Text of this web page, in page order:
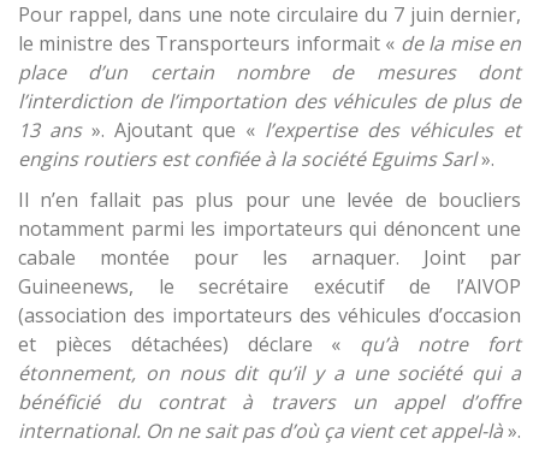
Pour rappel, dans une note circulaire du 7 juin dernier,
le ministre des Transporteurs informait « de la mise en
place d’un certain nombre de mesures dont
l’interdiction de l’importation des véhicules de plus de
13 ans ». Ajoutant que « l’expertise des véhicules et
engins routiers est confiée à la société Eguims Sarl».
Il n’en fallait pas plus pour une levée de boucliers
notamment parmi les importateurs qui dénoncent une
cabale montée pour les arnaquer. Joint par
Guineenews, le secrétaire exécutif de l’AIVOP
(association des importateurs des véhicules d’occasion
et pièces détachées) déclare « qu’à notre fort
étonnement, on nous dit qu’il y a une société qui a
bénéficié du contrat à travers un appel d’offre
international. On ne sait pas d’où ça vient cet appel-là».